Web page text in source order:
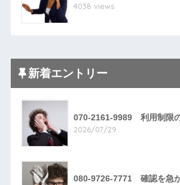
4038 views
新着エントリー
070-2161-9989 利用制限
2026/07/29
080-9726-7771 確認を急